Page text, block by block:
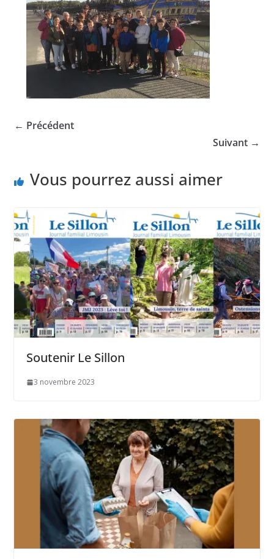
← Précédent
Suivant →
Vous pourrez aussi aimer
Soutenir Le Sillon
3 novembre 2023